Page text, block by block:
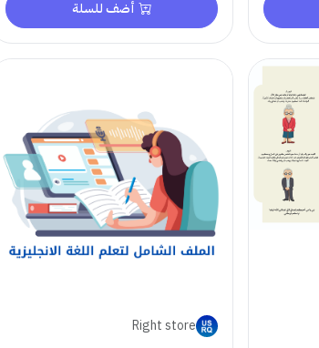
أضف للسلة
Right store